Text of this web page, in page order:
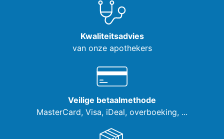
Kwaliteitsadvies
van onze apothekers
Veilige betaalmethode
MasterCard, Visa, iDeal, overboeking, ...